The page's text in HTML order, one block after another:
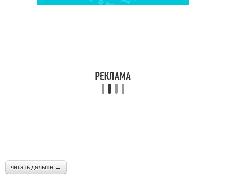
читать дальше →